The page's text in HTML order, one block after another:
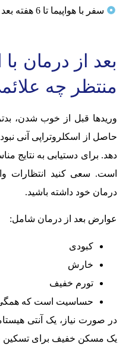
سفر با هواپیما تا 6 هفته بعد از درمان اسکلروتراپی.
بعد از درمان
منتظر چه
وریدها قبل از خوب شدن،
حاصل از اسکلروتراپی آنی
دهد. برای دستیابی به نتایج
است. سعی کنید انتظارات
درمان خود داشته باشید.
عوارض بعد از درمان شامل:
کبودی
خارش
تورم خفیف
حساسیت است که
در صورت نیاز، یک آنتی
یک مسکن خفیف برای